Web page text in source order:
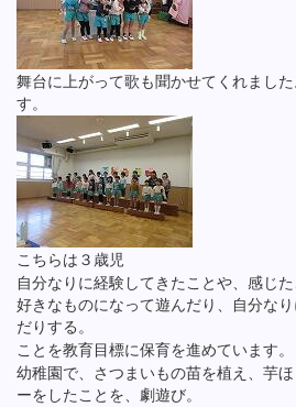
舞台に上がって歌も聞かせてくれまし
す。
こちらは３歳児
自分なりに経験してきたことや、感じた
好きなものになって遊んだり、自分な
だりする。
ことを教育目標に保育を進めています。
幼稚園で、さつまいもの苗を植え、芋
ーをしたことを、劇遊び。